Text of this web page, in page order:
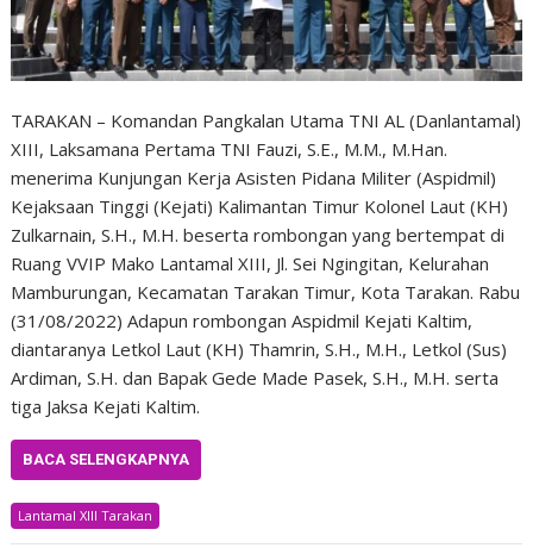
TARAKAN – Komandan Pangkalan Utama TNI AL (Danlantamal)
XIII, Laksamana Pertama TNI Fauzi, S.E., M.M., M.Han.
menerima Kunjungan Kerja Asisten Pidana Militer (Aspidmil)
Kejaksaan Tinggi (Kejati) Kalimantan Timur Kolonel Laut (KH)
Zulkarnain, S.H., M.H. beserta rombongan yang bertempat di
Ruang VVIP Mako Lantamal XIII, Jl. Sei Ngingitan, Kelurahan
Mamburungan, Kecamatan Tarakan Timur, Kota Tarakan. Rabu
(31/08/2022) Adapun rombongan Aspidmil Kejati Kaltim,
diantaranya Letkol Laut (KH) Thamrin, S.H., M.H., Letkol (Sus)
Ardiman, S.H. dan Bapak Gede Made Pasek, S.H., M.H. serta
tiga Jaksa Kejati Kaltim.
BACA SELENGKAPNYA
Lantamal XIII Tarakan